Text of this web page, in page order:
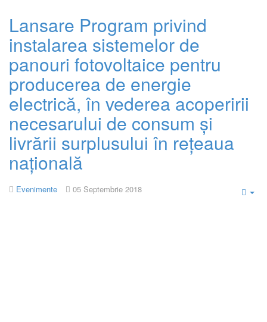
Lansare Program privind
instalarea sistemelor de
panouri fotovoltaice pentru
producerea de energie
electrică, în vederea acoperirii
necesarului de consum și
livrării surplusului în rețeaua
națională
Evenimente 05 Septembrie 2018